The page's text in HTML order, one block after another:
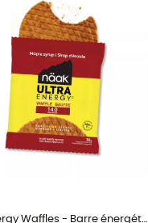
Ultra Energy Waffles - Barre énergétique